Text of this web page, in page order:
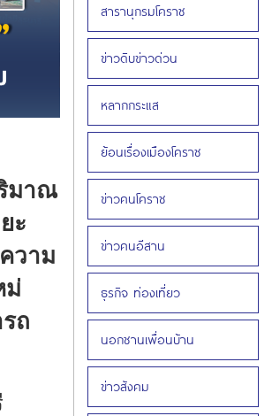
มาณ
ะ
วาม
ม่
ถ
สารานุกรมโคราช
ข่าวดิบข่าวด่วน
หลากกระแส
ย้อนเรื่องเมืองโคราช
ข่าวคนโคราช
ข่าวคนอีสาน
ธุรกิจ ท่องเที่ยว
นอกชานเพื่อนบ้าน
ข่าวสังคม